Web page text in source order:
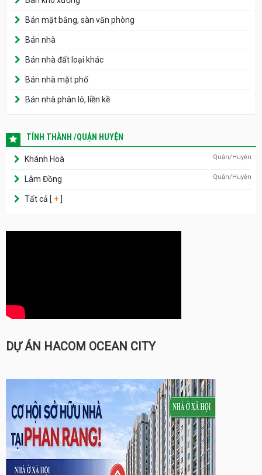
Bán mặt bằng, sàn văn phòng
Bán nhà
Bán nhà đất loại khác
Bán nhà mặt phố
Bán nhà phân lô, liền kề
TỈNH THÀNH /QUẬN HUYỆN
Khánh Hoà Quận/Huyện
Lâm Đồng Quận/Huyện
Tất cả [ + ]
DỰ ÁN HACOM OCEAN CITY